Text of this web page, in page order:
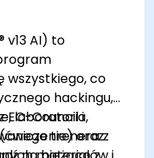
v13 AI) to
wszystkiego, co
hackingu,
laboratoria,
oraz
EC-Council i
trenera z